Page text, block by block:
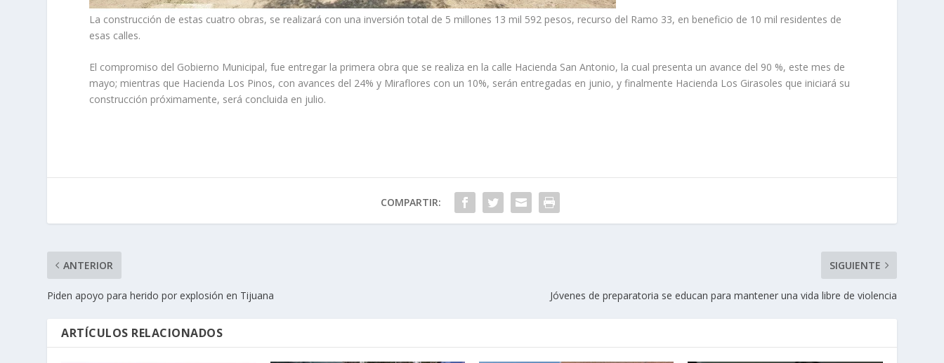
La construcción de estas cuatro obras, se realizará con una inversión total de 5 millones 13 mil 592 pesos, recurso del Ramo 33, en beneficio de 10 mil residentes de
esas calles.
El compromiso del Gobierno Municipal, fue entregar la primera obra que se realiza en la calle Hacienda San Antonio, la cual presenta un avance del 90 %, este mes de
mayo; mientras que Hacienda Los Pinos, con avances del 24% y Miraflores con un 10%, serán entregadas en junio, y finalmente Hacienda Los Girasoles que iniciará su
construcción próximamente, será concluida en julio.
COMPARTIR:
ANTERIOR
Piden apoyo para herido por explosión en Tijuana
SIGUIENTE
Jóvenes de preparatoria se educan para mantener una vida libre de violencia
ARTÍCULOS RELACIONADOS